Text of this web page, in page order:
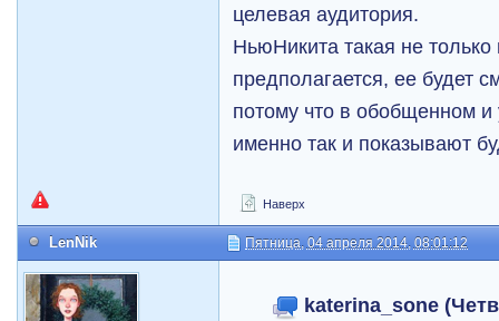
целевая аудитория.
НьюНикита такая не только
предполагается, ее будет
потому что в обобщенном
именно так и показывают
Наверх
LenNik Пятница, 04 апреля 2014, 08:01:12
katerina_sone